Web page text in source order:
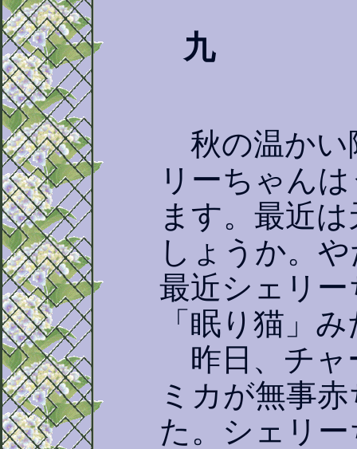
九
秋の温かい
リーちゃん
ます。最近
しょうか。
最近シェリ
「眠り猫」
昨日、チャ
ミカが無事
た。シェリ